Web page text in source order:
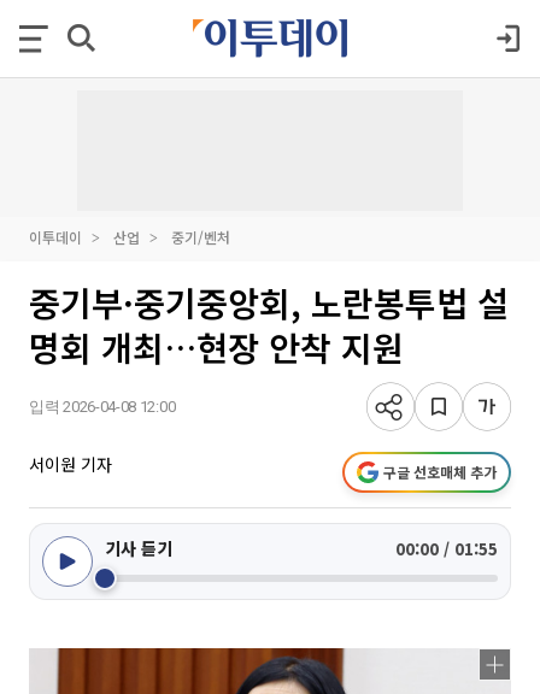
이투데이 산업 중기/벤처
중기부·중기중앙회, 노란봉투법 설
명회 개최…현장 안착 지원
입력 2026-04-08 12:00
서이원 기자 구글 선호매체 추가
기사 듣기 00:00 / 01:55